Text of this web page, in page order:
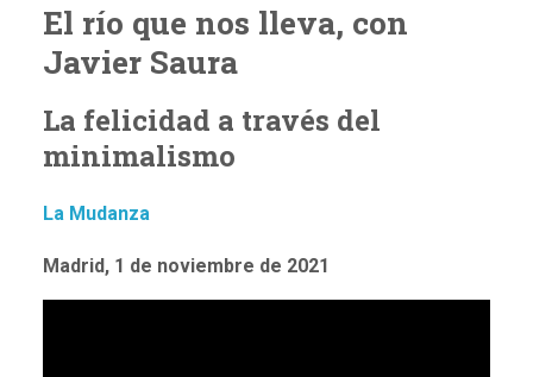
El río que nos lleva, con
Javier Saura
La felicidad a través del
minimalismo
La Mudanza
Madrid, 1 de noviembre de 2021